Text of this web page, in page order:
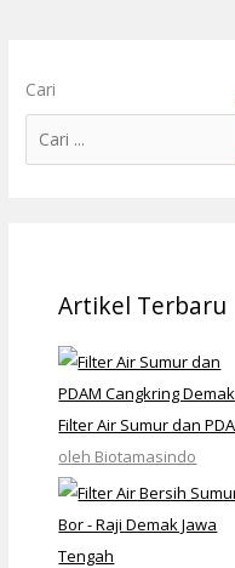
Cari
Artikel Terbaru
Filter Air Sumur dan
oleh Biotamasindo